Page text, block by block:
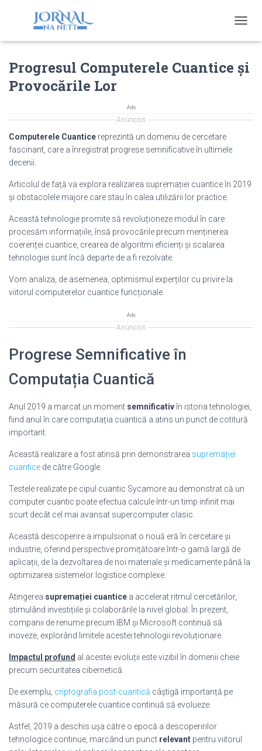
O
L
V
O
Progresul Computerele Cuantice și
Provocările Lor
Ads
Anúncios
Computerele Cuantice reprezintă un domeniu de cercetare
fascinant, care a înregistrat progrese semnificative în ultimele
decenii.
Articolul de față va explora realizarea supremației cuantice în 2019
și obstacolele majore care stau în calea utilizării lor practice.
Această tehnologie promite să revoluționeze modul în care
procesăm informațiile, însă provocările precum menținerea
coerenței cuantice, crearea de algoritmi eficienți și scalarea
tehnologiei sunt încă departe de a fi rezolvate.
Vom analiza, de asemenea, optimismul experților cu privire la
viitorul computerelor cuantice funcționale.
Ads
Anúncios
Progrese Semnificative în
Computația Cuantică
Anul 2019 a marcat un moment semnificativîn istoria tehnologiei,
fiind anul în care computația cuantică a atins un punct de cotitură
important.
Această realizare a fost atinsă prin demonstrarea supremației
cuantice de către Google.
Testele realizate pe cipul cuantic Sycamore au demonstrat că un
computer cuantic poate efectua calcule într-un timp infinit mai
scurt decât cel mai avansat supercomputer clasic.
Această descoperire a impulsionat o nouă eră în cercetare și
industrie, oferind perspective promițătoare într-o gamă largă de
aplicații, de la dezvoltarea de noi materiale și medicamente până la
optimizarea sistemelor logistice complexe.
Atingerea supremației cuantice a accelerat ritmul cercetărilor,
stimulând investițiile și colaborările la nivel global. În prezent,
companii de renume precum IBM și Microsoft continuă să
inoveze, explorând limitele acestei tehnologii revoluționare.
Impactul profund al acestei evoluții este vizibil în domenii cheie
precum securitatea cibernetică.
De exemplu, criptografia post-cuantică câștigă importanță pe
măsură ce computerele cuantice continuă să evolueze.
Astfel, 2019 a deschis ușa către o epocă a descoperirilor
tehnologice continue, marcând un punct relevant pentru viitorul